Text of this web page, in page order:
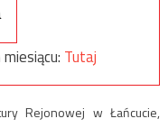
Tutaj
Rejonowej w Łańcucie,